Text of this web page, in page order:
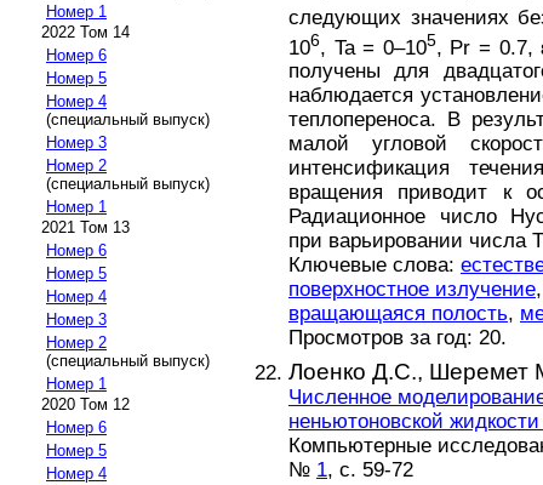
Номер 1
2022 Том 14
Номер 6
Номер 5
Номер 4
(специальный выпуск)
Номер 3
Номер 2
(специальный выпуск)
Номер 1
2021 Том 13
Номер 6
Номер 5
Номер 4
Номер 3
Номер 2
(специальный выпуск)
Номер 1
2020 Том 12
Номер 6
Номер 5
Номер 4
следующих значениях
106, Ta = 0–105, Pr = 0.7,
получены для
наблюдается
теплопереноса. В
малой угловой
интенсификация
вращения приводит к
Радиационное число
при варьировании числа
Ключевые слова:
поверхностное излучение
вращающаяся полость,
Просмотров за год: 20.
Лоенко Д.С., Шеремет
Численное
неньютоновской
Компьютерные
№ 1, с. 59-72